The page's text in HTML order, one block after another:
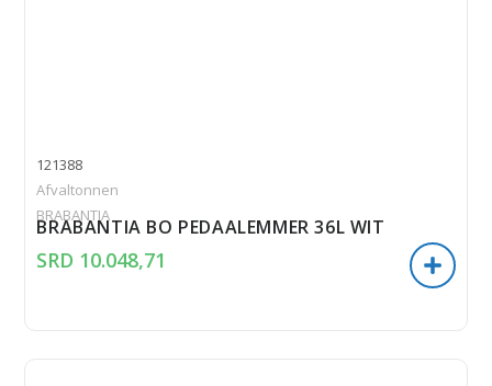
121388
Afvaltonnen
BRABANTIA
BRABANTIA BO PEDAALEMMER 36L WIT
SRD 10.048,71